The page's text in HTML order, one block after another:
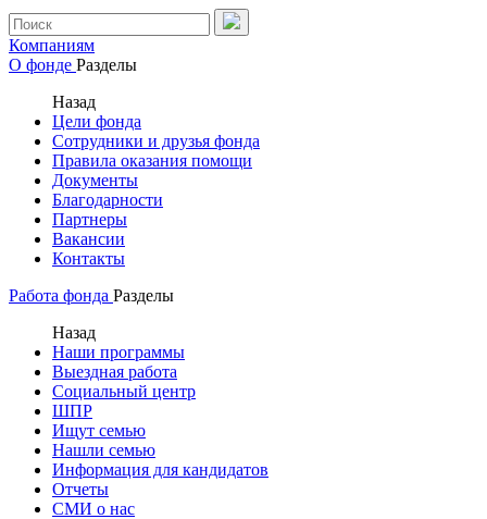
Компаниям
О фонде Разделы
Назад
Цели фонда
Сотрудники и друзья фонда
Правила оказания помощи
Документы
Благодарности
Партнеры
Вакансии
Контакты
Работа фонда Разделы
Назад
Наши программы
Выездная работа
Социальный центр
ШПР
Ищут семью
Нашли семью
Информация для кандидатов
Отчеты
СМИ о нас